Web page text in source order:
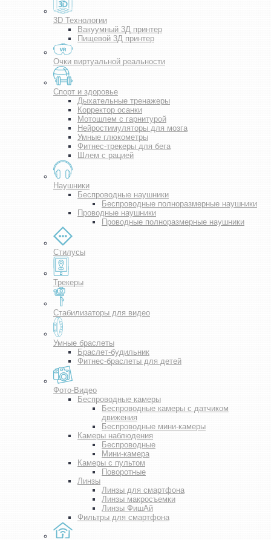
3D Технологии
Вакуумный 3Д принтер
Пищевой 3Д принтер
Очки виртуальной реальности
Спорт и здоровье
Дыхательные тренажеры
Корректор осанки
Мотошлем с гарнитурой
Нейростимуляторы для мозга
Умные глюкометры
Фитнес-трекеры для бега
Шлем с рацией
Наушники
Беспроводные наушники
Беспроводные полноразмерные наушники
Проводные наушники
Проводные полноразмерные наушники
Стилусы
Трекеры
Стабилизаторы для видео
Умные браслеты
Браслет-будильник
Фитнес-браслеты для детей
Фото-Видео
Беспроводные камеры
Беспроводные камеры с датчиком
движения
Беспроводные мини-камеры
Камеры наблюдения
Беспроводные
Мини-камера
Камеры с пультом
Поворотные
Линзы
Линзы для смартфона
Линзы макросъемки
Линзы ФишАй
Фильтры для смартфона